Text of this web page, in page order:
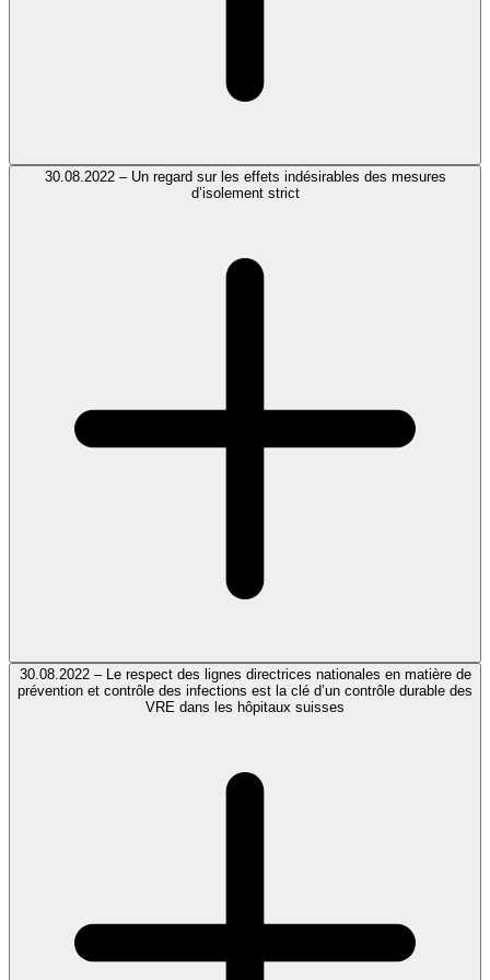
30.08.2022 – Un regard sur les effets indésirables des mesures
d’isolement strict
30.08.2022 – Le respect des lignes directrices nationales en matière de
prévention et contrôle des infections est la clé d’un contrôle durable des
VRE dans les hôpitaux suisses